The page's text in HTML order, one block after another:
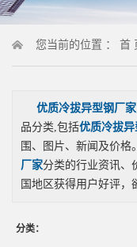
您当前的位置 ： 首
优质冷拔异型钢厂家
品分类,包括优质冷拔
围、图片、新闻及价格
厂家分类的行业资讯、
国地区获得用户好评，
分类：